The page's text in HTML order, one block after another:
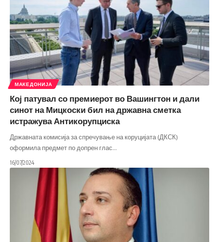
МАКЕДОНИЈА
Кој патувал со премиерот во Вашингтон и дали
синот на Мицкоски бил на државна сметка
истражува Антикорупциска
Државната комисија за спречување на коруцијата (ДКСК)
оформила предмет по допрен глас…
16/07/2024